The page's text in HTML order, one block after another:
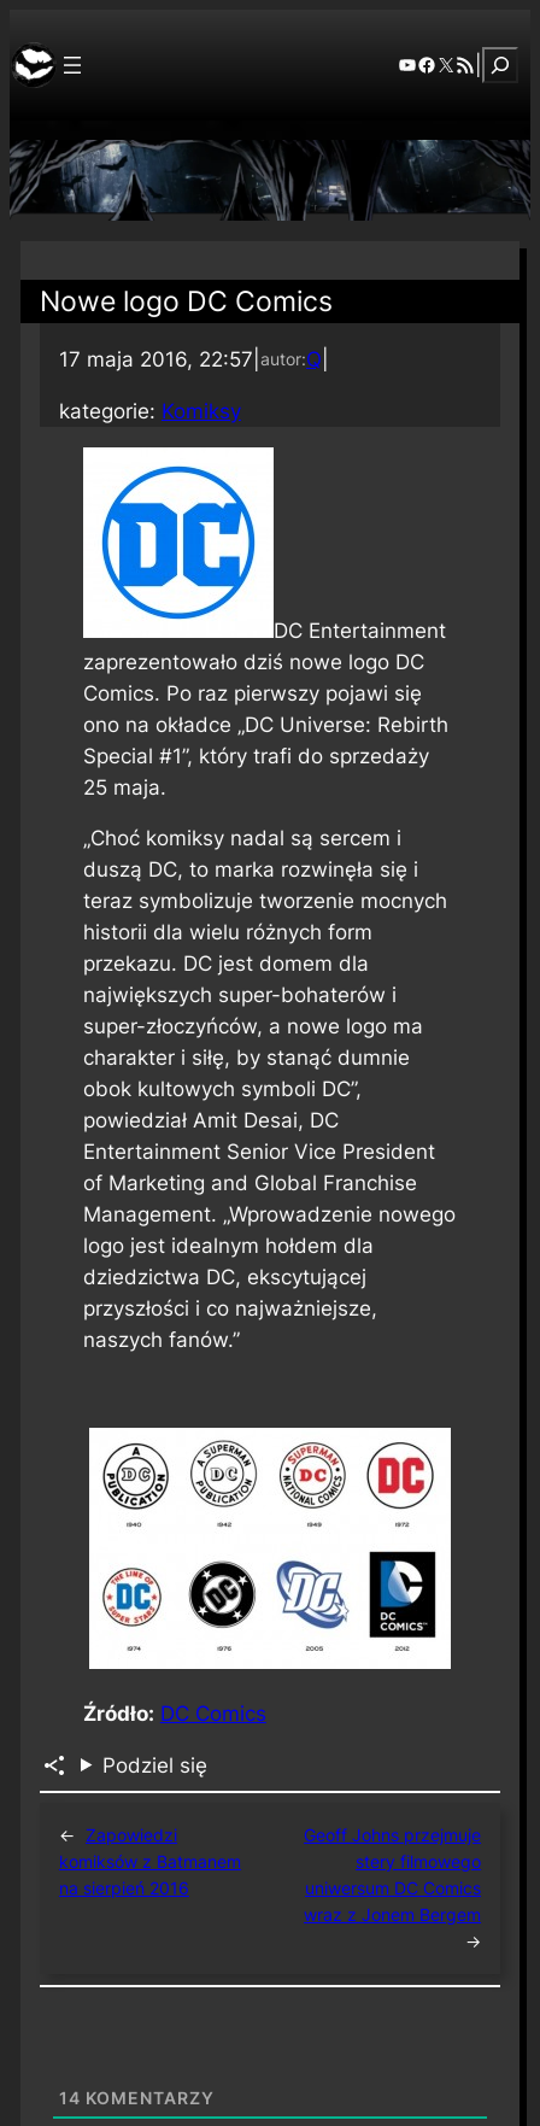
YouTube
Facebook
X RSS Feed
Nowe logo DC Comics
17 maja 2016, 22:57 autor:Q
kategorie: Komiksy
DC Entertainment
zaprezentowało dziś nowe logo DC
Comics. Po raz pierwszy pojawi się
ono na okładce „DC Universe: Rebirth
Special #1”, który trafi do sprzedaży
25 maja.
„Choć komiksy nadal są sercem i
duszą DC, to marka rozwinęła się i
teraz symbolizuje tworzenie mocnych
historii dla wielu różnych form
przekazu. DC jest domem dla
największych super-bohaterów i
super-złoczyńców, a nowe logo ma
charakter i siłę, by stanąć dumnie
obok kultowych symboli DC”,
powiedział Amit Desai, DC
Entertainment Senior Vice President
of Marketing and Global Franchise
Management. „Wprowadzenie nowego
logo jest idealnym hołdem dla
dziedzictwa DC, ekscytującej
przyszłości i co najważniejsze,
naszych fanów.”
Źródło: DC Comics
Podziel się
← Zapowiedzi
komiksów z Batmanem
na sierpień 2016
Geoff Johns przejmuje
stery filmowego
uniwersum DC Comics
wraz z Jonem Bergem
→
14 KOMENTARZY